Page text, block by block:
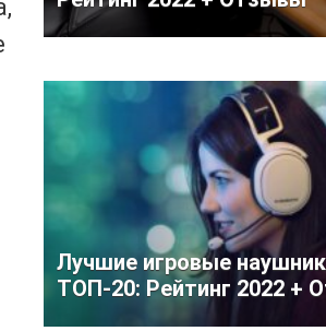
Лучшие игровые
ТОП-20: Рейтинг 2022 +